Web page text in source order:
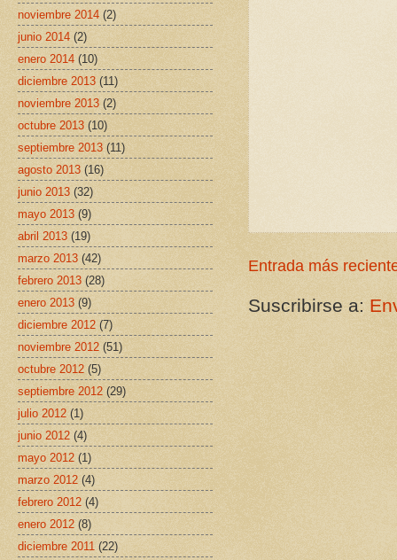
Entrada más
Suscribirse a:
noviembre 2014 (2)
junio 2014 (2)
enero 2014 (10)
diciembre 2013 (11)
noviembre 2013 (2)
octubre 2013 (10)
septiembre 2013 (11)
agosto 2013 (16)
junio 2013 (32)
mayo 2013 (9)
abril 2013 (19)
marzo 2013 (42)
febrero 2013 (28)
enero 2013 (9)
diciembre 2012 (7)
noviembre 2012 (51)
octubre 2012 (5)
septiembre 2012 (29)
julio 2012 (1)
junio 2012 (4)
mayo 2012 (1)
marzo 2012 (4)
febrero 2012 (4)
enero 2012 (8)
diciembre 2011 (22)